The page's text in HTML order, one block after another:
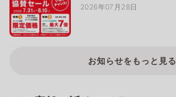
2026年07月28日
お知らせをもっと見る